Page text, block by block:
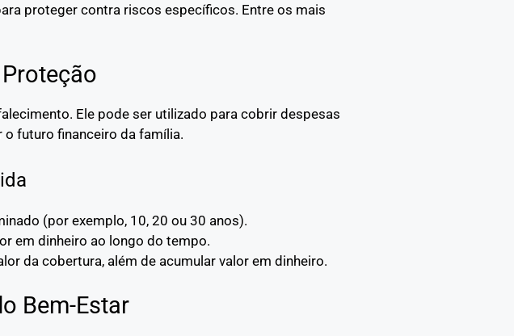
proteger contra riscos específicos. Entre os mais
Ele pode ser utilizado para cobrir despesas
futuro financeiro da família.
(por exemplo, 10, 20 ou 30 anos).
em dinheiro ao longo do tempo.
da cobertura, além de acumular valor em dinheiro.
Bem-Estar